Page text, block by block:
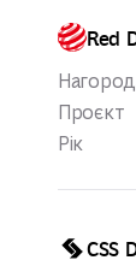
Red
Проєкт
Рік
CSS